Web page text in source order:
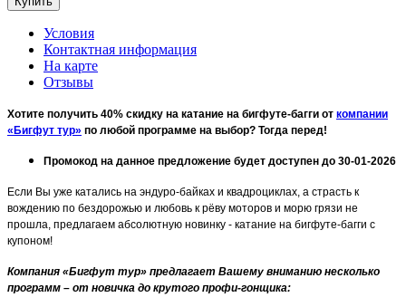
Условия
Контактная информация
На карте
Отзывы
Хотите получить 40% скидку на катание на бигфуте-багги от компании
«Бигфут тур» по любой программе на выбор? Тогда перед!
Промокод на данное предложение будет доступен до 30-01-2026
Если Вы уже катались на эндуро-байках и квадроциклах, а страсть к
вождению по бездорожью и любовь к рёву моторов и морю грязи не
прошла, предлагаем абсолютную новинку - катание на бигфуте-багги с
купоном!
Компания «Бигфут тур» предлагает Вашему вниманию несколько
программ – от новичка до крутого профи-гонщика: